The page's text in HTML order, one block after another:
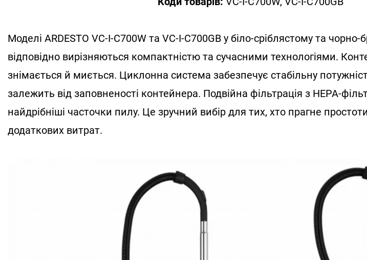
Моделі ARDESTO VC-I-C700W та VC-I-C700GB у біло-сріблястому та
відповідно вирізняються компактністю та сучасними технологіями.
знімається й миється. Циклонна система забезпечує стабільну
залежить від заповненості контейнера. Подвійна фільтрація з НЕРА-
найдрібніші часточки пилу. Це зручний вибір для тих, хто прагне
додаткових витрат.